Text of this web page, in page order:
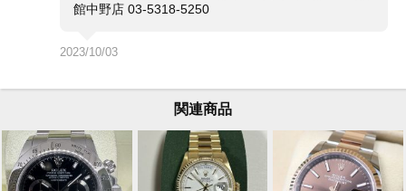
※店頭でも販売をしておりますので、売り切れの際はご
します。
お問い合わせ先
大黒屋 時計館中野店
TEL:03-5318-5250
館中野店 03-5318-5250
2023/10/03
関連商品